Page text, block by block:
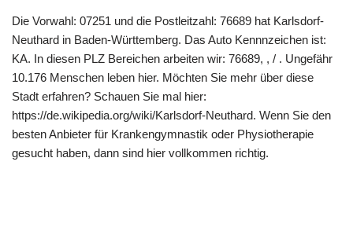
Die Vorwahl: 07251 und die Postleitzahl: 76689 hat Karlsdorf-
Neuthard in Baden-Württemberg. Das Auto Kennnzeichen ist:
KA. In diesen PLZ Bereichen arbeiten wir: 76689, , / . Ungefähr
10.176 Menschen leben hier. Möchten Sie mehr über diese
Stadt erfahren? Schauen Sie mal hier:
https://de.wikipedia.org/wiki/Karlsdorf-Neuthard. Wenn Sie den
besten Anbieter für Krankengymnastik oder Physiotherapie
gesucht haben, dann sind hier vollkommen richtig.